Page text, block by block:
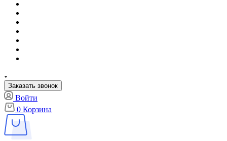
Заказать звонок
Войти
0 Корзина